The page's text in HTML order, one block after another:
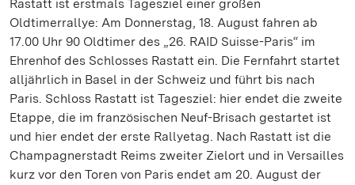
Rastatt ist erstmals Tagesziel einer großen
Oldtimerrallye: Am Donnerstag, 18. August fahren ab
17.00 Uhr 90 Oldtimer des „26. RAID Suisse-Paris“ im
Ehrenhof des Schlosses Rastatt ein. Die Fernfahrt startet
alljährlich in Basel in der Schweiz und führt bis nach
Paris. Schloss Rastatt ist Tagesziel: hier endet die zweite
Etappe, die im französischen Neuf-Brisach gestartet ist
und hier endet der erste Rallyetag. Nach Rastatt ist die
Champagnerstadt Reims zweiter Zielort und in Versailles
kurz vor den Toren von Paris endet am 20. August der